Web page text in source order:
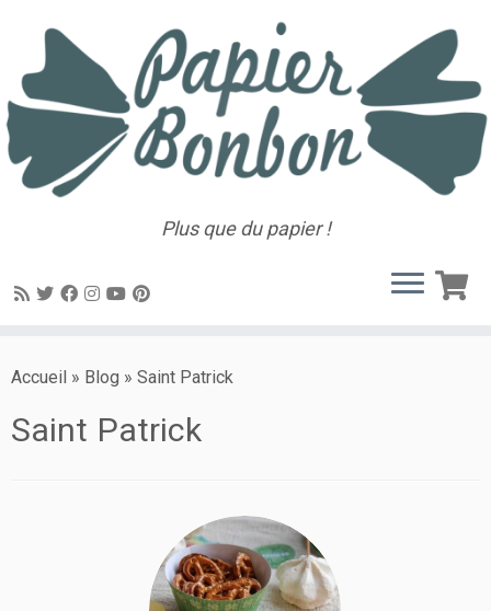
Plus que du papier !
Accueil » Blog » Saint Patrick
Saint Patrick